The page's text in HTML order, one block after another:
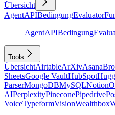
Übersicht
AgentAPIBedingungEvaluator
AgentAPIBedingung
Tools
ÜbersichtAirtableArXivAsana
SheetsGoogle VaultHubSpot
ParserMongoDBMySQLNotion
AIPerplexityPineconePipedrive
VoiceTypeformVisionWealthbox